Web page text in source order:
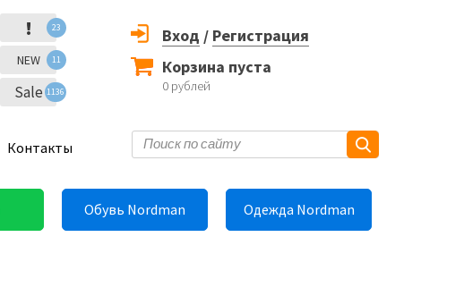
! 23
NEW 11
Sale 1136
Вход / Регистрация
Корзина пуста
0 рублей
Контакты
Обувь Nordman Одежда Nordman